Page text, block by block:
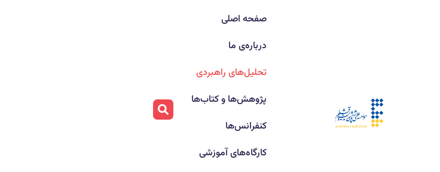
صفحه اصلی
درباره‌ی ما
تحلیل‌های راهبردی
پژوهش‌ها و کتاب‌ها
کنفرانس‌ها
کارگاه‌های آموزشی